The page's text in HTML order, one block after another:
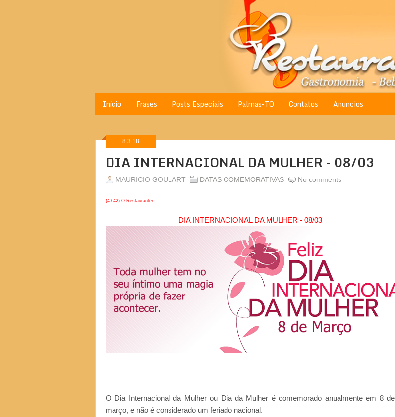
Início Frases Posts Especiais Palmas-TO Contatos Anuncios
8.3.18
DIA INTERNACIONAL DA MULHER - 08/03
MAURICIO GOULART DATAS COMEMORATIVAS No comments
(4.042) O Restauranter:
DIA INTERNACIONAL DA MULHER - 08/03
O Dia Internacional da Mulher ou Dia da Mulher é comemorado anualmente em 8 de
março, e não é considerado um feriado nacional.